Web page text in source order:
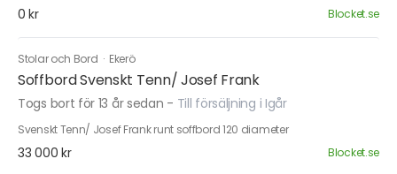
0 kr Blocket.se
Stolar och Bord · Ekerö
Soffbord Svenskt Tenn/ Josef Frank
Togs bort för 13 år sedan - Till försäljning i Igår
Svenskt Tenn/ Josef Frank runt soffbord 120 diameter
33 000 kr Blocket.se